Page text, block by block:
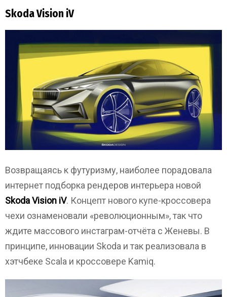
Skoda Vision iV
Возвращаясь к футуризму, наиболее порадовала
интернет подборка рендеров интерьера новой
Skoda Vision iV. Концепт нового купе-кроссовера
чехи ознаменовали «революционным», так что
ждите массового инстаграм-отчёта с Женевы. В
принципе, инновации Skoda и так реализовала в
хэтчбеке Scala и кроссовере Kamiq.